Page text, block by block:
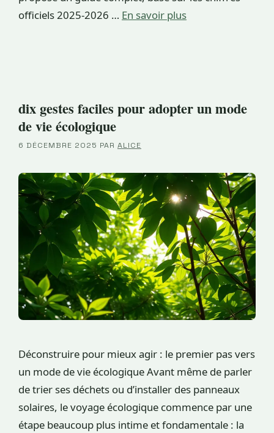
officiels 2025-2026 … En savoir plus
dix gestes faciles pour adopter un mode
de vie écologique
6 DÉCEMBRE 2025 PAR ALICE
Déconstruire pour mieux agir : le premier pas vers
un mode de vie écologique Avant même de parler
de trier ses déchets ou d’installer des panneaux
solaires, le voyage écologique commence par une
étape beaucoup plus intime et fondamentale : la